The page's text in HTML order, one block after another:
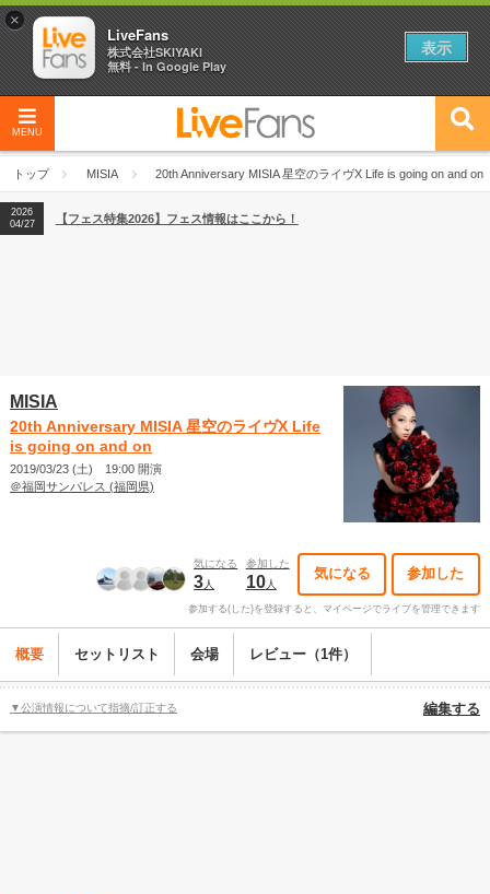
MENU
トップ MISIA 20th Anniversary MISIA 星空のライヴX Life is going on and on
04/27
【フェス特集2026】フェス情報はここから！
2026
07/28
2026
【フェス特集2026】フェス情報はここから！
2026
07/28
【ライブ動員ランキング】2026年上半期編発表！
MISIA
20th Anniversary MISIA 星空のライヴX Life
is going on and on
2019/03/23 (土) 19:00 開演
＠福岡サンパレス (福岡県)
気になる
3人
参加した
10人
気になる 参加した
参加する(した)を登録すると、マイページでライブを管理できます
概要 セットリスト 会場 レビュー（1件）
▼公演情報について指摘/訂正する 編集する
×
LiveFans
株式会社SKIYAKI
無料 - In Google Play
表示